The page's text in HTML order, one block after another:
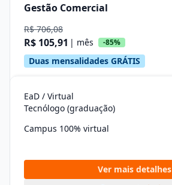
Gestão Comercial
R$ 706,08
R$ 105,91 | mês -85%
Duas mensalidades GRÁTIS
EaD / Virtual
Tecnólogo (graduação)
Campus 100% virtual
Ver mais detalhes